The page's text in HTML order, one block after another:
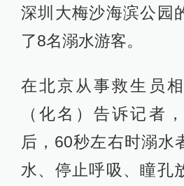
深圳大梅沙海滨公园
了8名溺水游客。
在北京从事救生员
（化名）告诉记者
后，60秒左右时溺水
水、停止呼吸、瞳孔